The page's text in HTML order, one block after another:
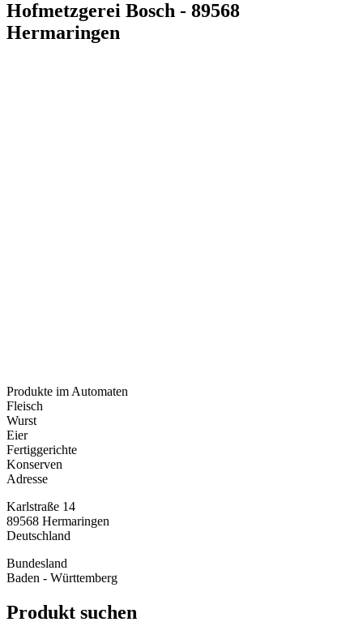
Hofmetzgerei Bosch - 89568
Hermaringen
Produkte im Automaten
Fleisch
Wurst
Eier
Fertiggerichte
Konserven
Adresse
Karlstraße 14
89568 Hermaringen
Deutschland
Bundesland
Baden - Württemberg
Produkt suchen